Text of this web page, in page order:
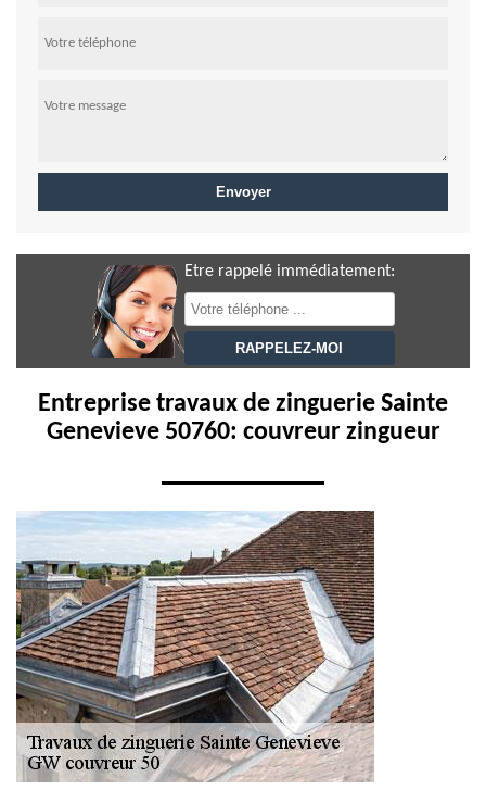
Etre rappelé immédiatement:
Entreprise travaux de zinguerie Sainte
Genevieve 50760: couvreur zingueur